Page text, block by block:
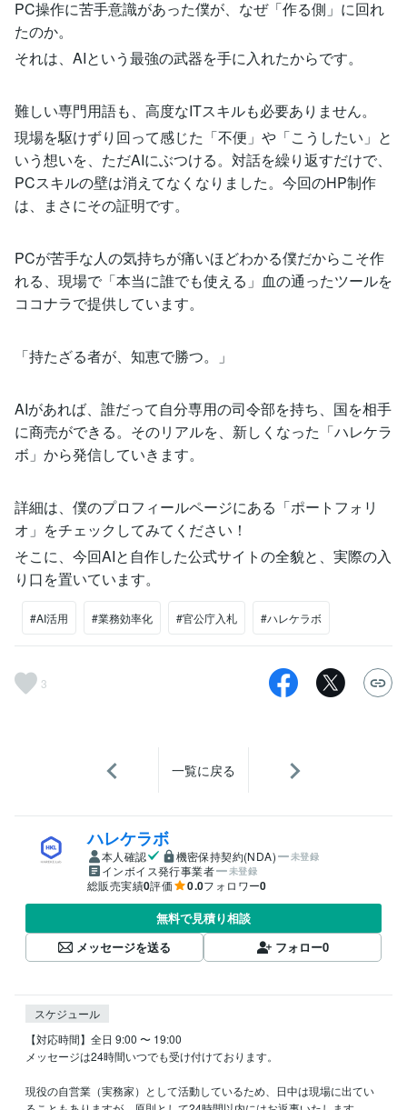
PC操作に苦手意識があった僕が、なぜ「作る側」に回れ
たのか。
それは、AIという最強の武器を手に入れたからです。
難しい専門用語も、高度なITスキルも必要ありません。
現場を駆けずり回って感じた「不便」や「こうしたい」と
いう想いを、ただAIにぶつける。対話を繰り返すだけで、
PCスキルの壁は消えてなくなりました。今回のHP制作
は、まさにその証明です。
PCが苦手な人の気持ちが痛いほどわかる僕だからこそ作
れる、現場で「本当に誰でも使える」血の通ったツールを
ココナラで提供しています。
「持たざる者が、知恵で勝つ。」
AIがあれば、誰だって自分専用の司令部を持ち、国を相手
に商売ができる。そのリアルを、新しくなった「ハレケラ
ボ」から発信していきます。
詳細は、僕のプロフィールページにある「ポートフォリ
オ」をチェックしてみてください！
そこに、今回AIと自作した公式サイトの全貌と、実際の入
り口を置いています。
#AI活用 #業務効率化 #官公庁入札 #ハレケラボ
3
一覧に戻る
ハレケラボ
本人確認 機密保持契約(NDA) 未登録
インボイス発行事業者 未登録
総販売実績0評価 0.0フォロワー0
無料で見積り相談
メッセージを送る
フォロー0
スケジュール
【対応時間】全日 9:00 〜 19:00
メッセージは24時間いつでも受け付けております。
現役の自営業（実務家）として活動しているため、日中は現場に出てい